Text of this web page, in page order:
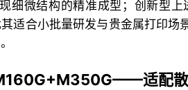
细微结构的精准成型；创新型
适合小批量研发与贵金属打印
适配散